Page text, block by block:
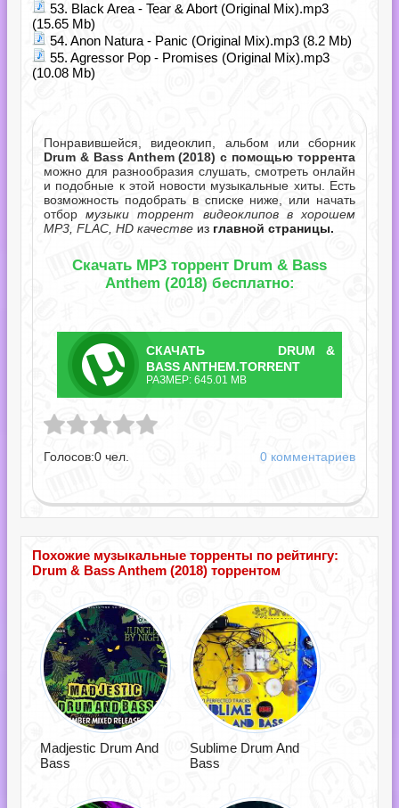
53. Black Area - Tear & Abort (Original Mix).mp3
(15.65 Mb)
54. Anon Natura - Panic (Original Mix).mp3 (8.2 Mb)
55. Agressor Pop - Promises (Original Mix).mp3
(10.08 Mb)
Понравившейся, видеоклип, альбом или сборник
Drum & Bass Anthem (2018) с помощью торрента
можно для разнообразия слушать, смотреть онлайн
и подобные к этой новости музыкальные хиты. Есть
возможность подобрать в списке ниже, или начать
отбормузыки торрент видеоклипов в хорошем
MP3, FLAC, HD качестве из главной страницы.
Скачать MP3 торрент Drum & Bass
Anthem (2018) бесплатно:
СКАЧАТЬ
ТОРРЕНТ
DRUM &
BASS ANTHEM.TORRENT
РАЗМЕР: 645.01 MB
Голосов:0 чел. 0 комментариев
Похожие музыкальные торренты по рейтингу:
Drum & Bass Anthem (2018) торрентом
Madjestic Drum And
Bass
Sublime Drum And
Bass